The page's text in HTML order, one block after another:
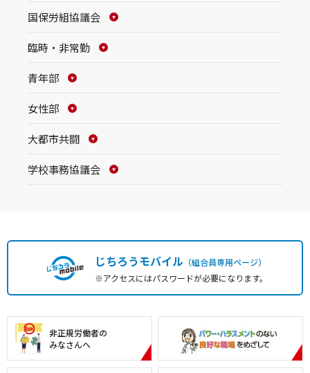
国保労組協議会
臨時・非常勤
青年部
女性部
大都市共闘
学校事務協議会
じちろうモバイル（組合員専用ページ）
※アクセスにはパスワードが必要になります。
非正規労働者の
みなさんへ